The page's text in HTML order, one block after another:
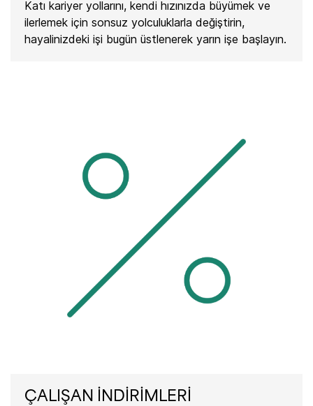
Katı kariyer yollarını, kendi hızınızda büyümek ve
ilerlemek için sonsuz yolculuklarla değiştirin,
hayalinizdeki işi bugün üstlenerek yarın işe başlayın.
ÇALIŞAN İNDİRİMLERİ